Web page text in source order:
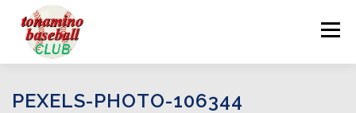
メニュー
ログイン お問い合わせ
PEXELS-PHOTO-106344